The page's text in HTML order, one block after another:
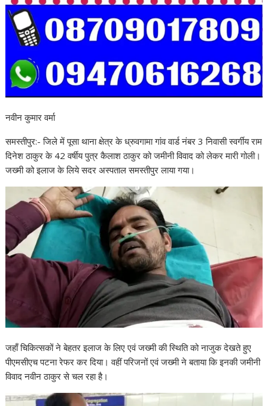
नवीन कुमार वर्मा
समस्तीपुर:- जिले में पूसा थाना क्षेत्र के ध्रुवगामा गांव वार्ड नंबर 3 निवासी स्वर्गीय राम
दिनेश ठाकुर के 42 वर्षीय पुत्र कैलाश ठाकुर को जमीनी विवाद को लेकर मारी गोली।
जख्मी को इलाज के लिये सदर अस्पताल समस्तीपुर लाया गया।
जहाँ चिकित्सकों ने बेहतर इलाज के लिए एवं जख्मी की स्थिति को नाजुक देखते हुए
पीएमसीएच पटना रेफर कर दिया। वहीं परिजनों एवं जख्मी ने बताया कि इनकी जमीनी
विवाद नवीन ठाकुर से चल रहा है।